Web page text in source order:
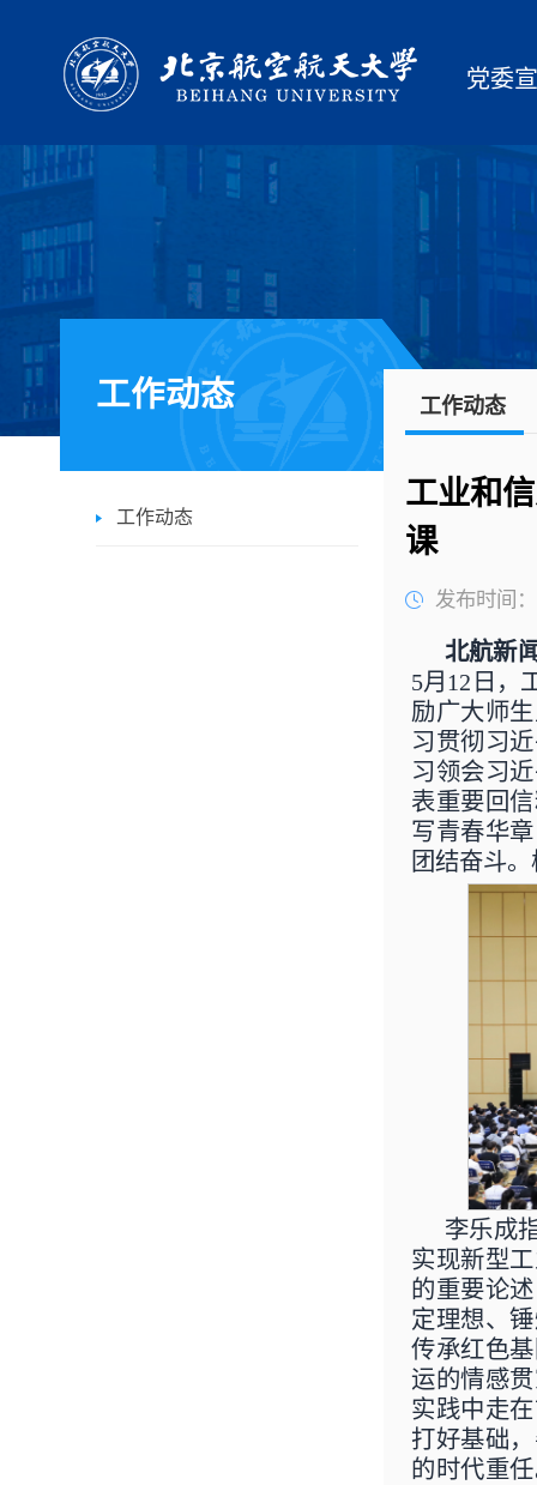
党委
工作动态
工作动态
工作动态
工业和
课
发布时间
北航新
5月12日，
励广大师
习贯彻习
习领会习
表重要回
写青春华
团结奋斗
李乐成
实现新型
的重要论
定理想、
传承红色
运的情感
实践中走
打好基础
的时代重